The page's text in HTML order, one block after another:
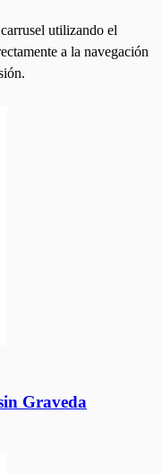
utilizando el
a la navegación
Graveda